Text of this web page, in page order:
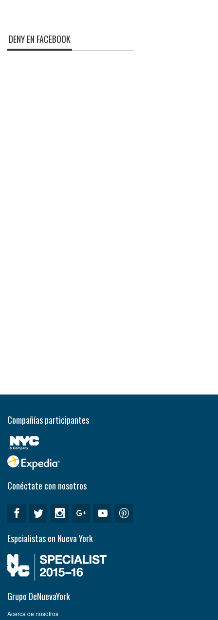
DENY EN FACEBOOK
Compañías participantes
Conéctate con nosotros
Espcialistas en Nueva York
Grupo DeNuevaYork
Acerca de nosotros